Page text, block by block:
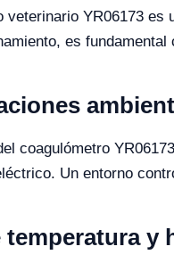
veterinario YR06173
es
coagulómetro
Un entorno
temperatura y